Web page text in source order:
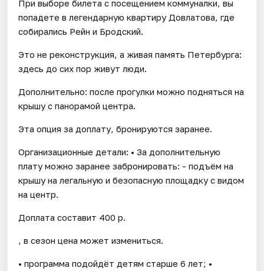
При выборе билета с посещением коммуналки, вы
попадете в легендарную квартиру Довлатова, где
собирались Рейн и Бродский.
Это не реконструкция, а живая память Петербурга:
здесь до сих пор живут люди.
Дополнительно: после прогулки можно подняться на
крышу с панорамой центра.
Эта опция за доплату, бронируются заранее.
Организационные детали: • За дополнительную
плату можно заранее забронировать: - подъём на
крышу на легальную и безопасную площадку с видом
на центр.
Доплата составит 400 р.
, в сезон цена может измениться.
• программа подойдёт детям старше 6 лет; •